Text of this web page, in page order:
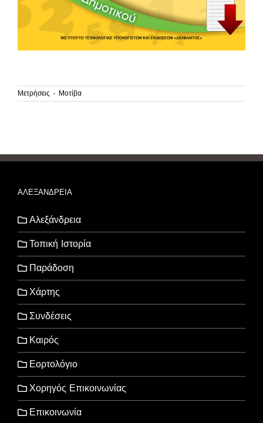
Μετρήσεις - Μοτίβα
ΑΛΕΞΑΝΔΡΕΙΑ
Αλεξάνδρεια
Τοπική Ιστορία
Παράδοση
Χάρτης
Συνδέσεις
Καιρός
Εορτολόγιο
Χορηγός Επικοινωνίας
Επικοινωνία